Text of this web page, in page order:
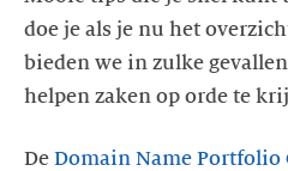
doe je als je nu het
bieden we in zulke
De Domain Name Portfolio